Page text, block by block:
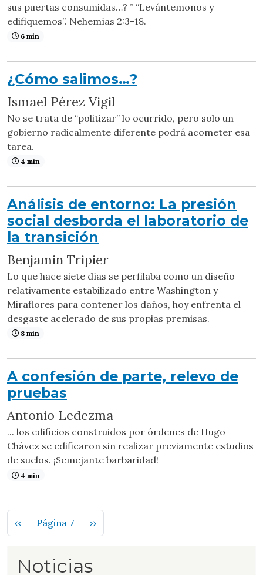
sus puertas consumidas…? ” “Levántemonos y
edifiquemos”. Nehemías 2:3-18.
6 min
¿Cómo salimos…?
Ismael Pérez Vigil
No se trata de “politizar” lo ocurrido, pero solo un
gobierno radicalmente diferente podrá acometer esa
tarea.
4 min
Análisis de entorno: La presión
social desborda el laboratorio de
la transición
Benjamin Tripier
Lo que hace siete días se perfilaba como un diseño
relativamente estabilizado entre Washington y
Miraflores para contener los daños, hoy enfrenta el
desgaste acelerado de sus propias premisas.
8 min
A confesión de parte, relevo de
pruebas
Antonio Ledezma
... los edificios construidos por órdenes de Hugo
Chávez se edificaron sin realizar previamente estudios
de suelos. ¡Semejante barbaridad!
4 min
Paginación
Página anterior
‹‹ Página 7 Siguiente página
››
Noticias